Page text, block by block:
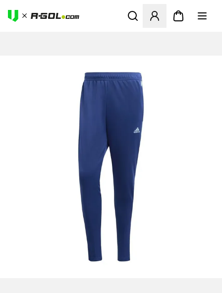
Abre un modal para iniciar